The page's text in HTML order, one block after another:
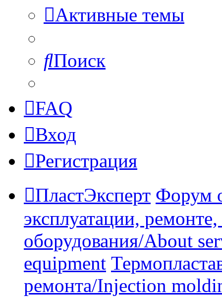
Активные темы
Поиск
FAQ
Вход
Регистрация
ПластЭксперт Форум
эксплуатации,
оборудования/About
equipment
ремонта/Injection